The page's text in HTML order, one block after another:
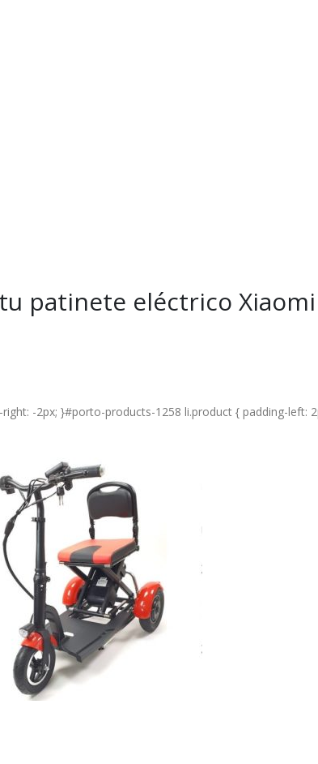
patinete eléctrico
-2px; }#porto-products-1258 li.product { padding-left: